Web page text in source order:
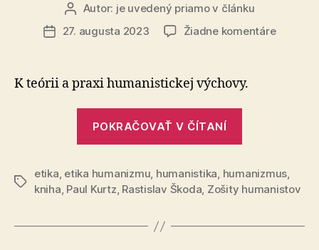
Autor
článku
Autor: je uvedený priamo v článku
Dátum
27. augusta 2023 Žiadne komentárena
časť)
K teórii a praxi humanistickej výchovy.
POKRAČOVAŤ V ČÍTANÍ
Zakázané
ovocie:
Značky
etika, etika humanizmu, humanistika, humanizmus,
kniha, Paul Kurtz, Rastislav Škoda, Zošity humanistov